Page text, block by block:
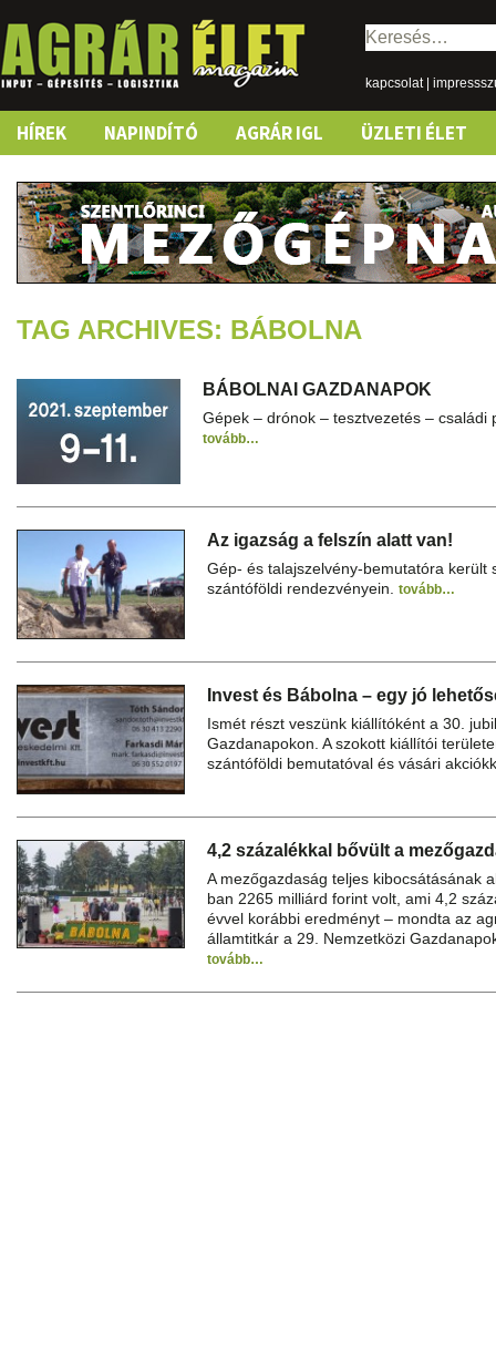
Keresés:
kapcsolat|
Skip
content
HÍREK NAPINDÍTÓ AGRÁR IGL ÜZLETI ÉLET
TAG ARCHIVES: BÁBOLNA
BÁBOLNAI GAZDANAPOK
Gépek – drónok – tesztvezetés – családi
tovább…
Az igazság a felszín alatt van!
Gép- és talajszelvény-bemutatóra került
szántóföldi rendezvényein. tovább…
Invest és Bábolna – egy jó
Ismét részt veszünk kiállítóként a 30.
Gazdanapokon. A szokott kiállítói
szántóföldi bemutatóval és vásári
4,2 százalékkal bővült a
A mezőgazdaság teljes kibocsátásának
ban 2265 milliárd forint volt, ami 4,2
évvel korábbi eredményt – mondta az
államtitkár a 29. Nemzetközi
tovább…